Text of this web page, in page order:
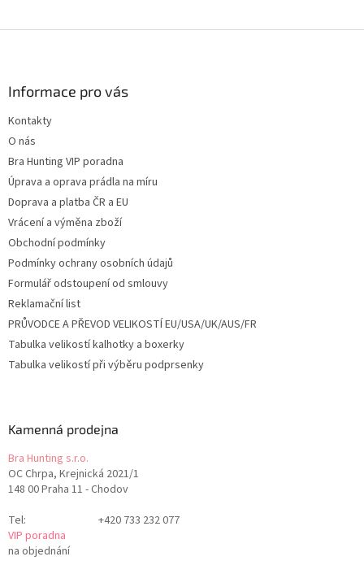
Informace pro vás
Kontakty
O nás
Bra Hunting VIP poradna
Úprava a oprava prádla na míru
Doprava a platba ČR a EU
Vrácení a výměna zboží
Obchodní podmínky
Podmínky ochrany osobních údajů
Formulář odstoupení od smlouvy
Reklamační list
PRŮVODCE A PŘEVOD VELIKOSTÍ EU/USA/UK/AUS/FR
Tabulka velikostí kalhotky a boxerky
Tabulka velikostí při výběru podprsenky
Kamenná prodejna
Bra Hunting s.r.o.
OC Chrpa, Krejnická 2021/1
148 00 Praha 11 - Chodov
Tel:
+420 733 232 077
VIP poradna
na objednání